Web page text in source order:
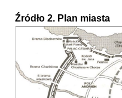
Źródło 2. Plan miasta